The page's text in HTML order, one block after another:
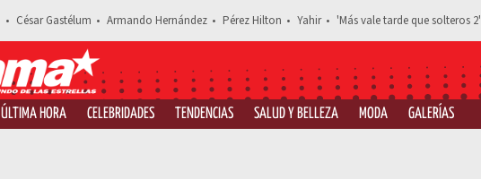
César Gastélum Armando Hernández Pérez Hilton Yahir 'Más vale tarde que solteros 2'
ÚLTIMA HORA CELEBRIDADES TENDENCIAS SALUD Y BELLEZA MODA GALERÍAS